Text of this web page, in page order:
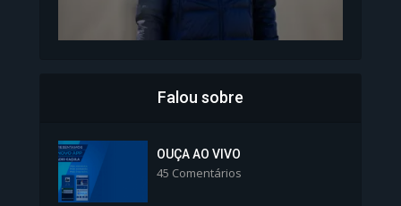
Colégios da Polícia...
Falou sobre
OUÇA AO VIVO
45 Comentários